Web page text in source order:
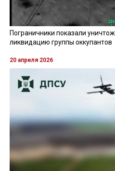
Пограничники показали
ликвидацию группы оккупантов
20 апреля 2026